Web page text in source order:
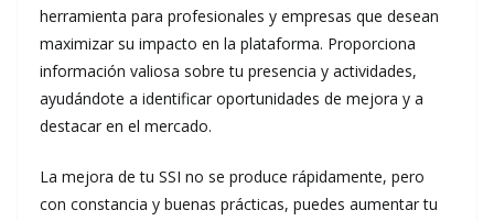
herramienta para profesionales y empresas que desean
maximizar su impacto en la plataforma. Proporciona
información valiosa sobre tu presencia y actividades,
ayudándote a identificar oportunidades de mejora y a
destacar en el mercado.
La mejora de tu SSI no se produce rápidamente, pero
con constancia y buenas prácticas, puedes aumentar tu